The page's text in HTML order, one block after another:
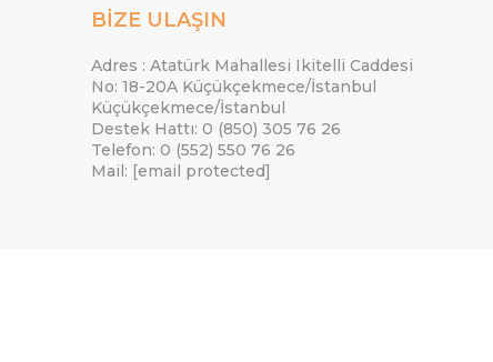
BİZE ULAŞIN
Adres : Atatürk Mahallesi Ikitelli Caddesi
No: 18-20A Küçükçekmece/İstanbul
Küçükçekmece/İstanbul
Destek Hattı: 0 (850) 305 76 26
Telefon: 0 (552) 550 76 26
Mail: [email protected]